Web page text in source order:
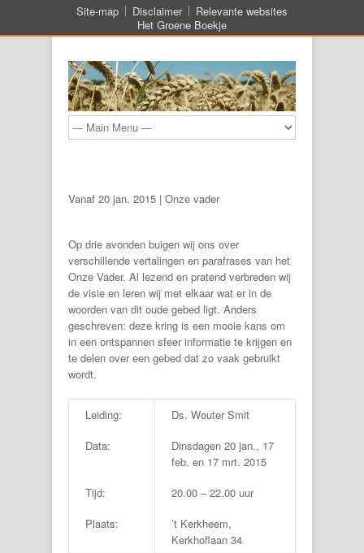
Site-map Disclaimer
Relevante websites
Het Groene Boekje
Vanaf 20 jan. 2015 | Onze vader
Op drie avonden buigen wij ons over
verschillende vertalingen en parafrases van het
Onze Vader. Al lezend en pratend verbreden wij
de visie en leren wij met elkaar wat er in de
woorden van dit oude gebed ligt. Anders
geschreven: deze kring is een mooie kans om
in een ontspannen sfeer informatie te krijgen en
te delen over een gebed dat zo vaak gebruikt
wordt.
Leiding:
Ds. Wouter Smit
Data:
Dinsdagen 20 jan., 17
feb. en 17 mrt. 2015
Tijd:
20.00 – 22.00 uur
Plaats:
’t Kerkheem,
Kerkhoflaan 34